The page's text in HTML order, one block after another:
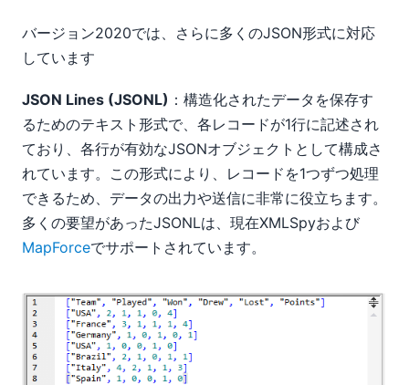
バージョン2020では、さらに多くのJSON形式に対応
しています
JSON Lines (JSONL) ：構造化されたデータを保存す
るためのテキスト形式で、各レコードが1行に記述され
ており、各行が有効なJSONオブジェクトとして構成さ
れています。この形式により、レコードを1つずつ処理
できるため、データの出力や送信に非常に役立ちます。
多くの要望があったJSONLは、現在XMLSpyおよび
MapForceでサポートされています。